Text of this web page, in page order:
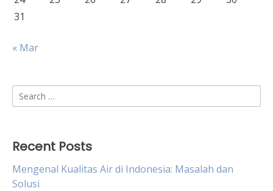
31
« Mar
Search
for:
Recent Posts
Mengenal Kualitas Air di Indonesia: Masalah dan
Solusi